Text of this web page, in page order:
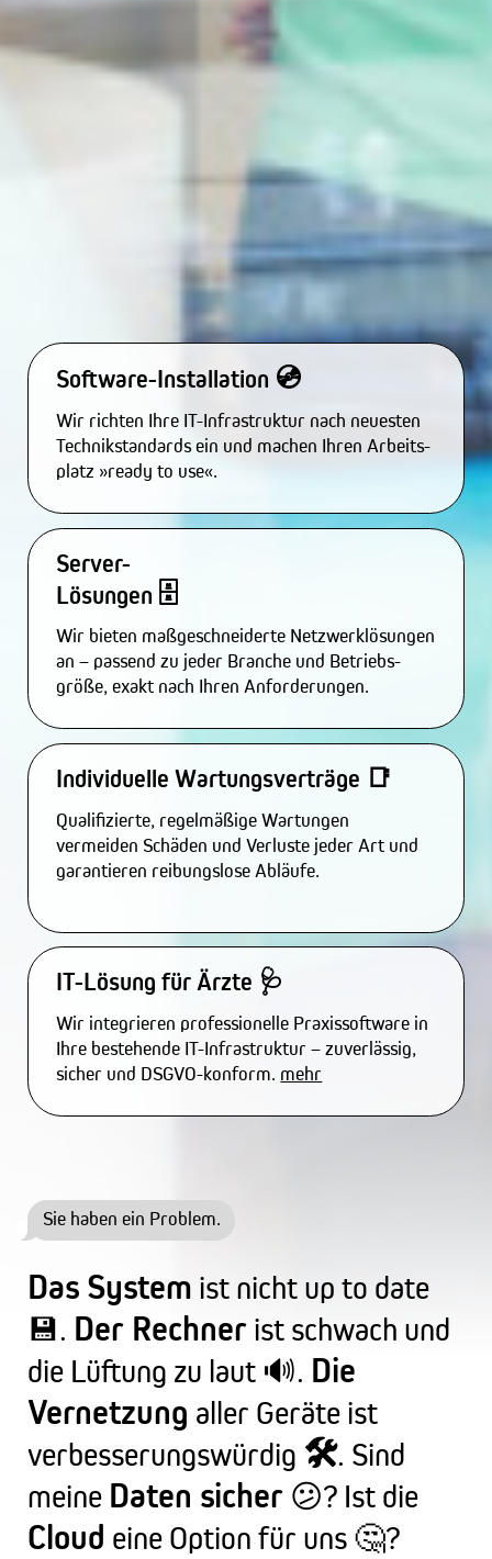
Software-Installation 💿
Wir richten Ihre IT-Infrastruktur nach neuesten
Technikstandards ein und machen Ihren Arbeits­
platz »ready to use«.
Server-
Lösungen 🗄️
Wir bieten maßgeschneiderte Netzwerklösungen
an – passend zu jeder Branche und Betriebs­
größe, exakt nach Ihren Anfor­de­rungen.
Individuelle Wartungs­verträge 📑
Qualifizierte, regelmäßige Wartungen
vermeiden Schäden und Verluste jeder Art und
garantieren reibungslose Abläufe.
IT-Lösung für Ärzte 🩺
Wir integrieren professionelle Praxissoftware in
Ihre bestehende IT-Infrastruktur – zuverlässig,
sicher und DSGVO-konform. mehr
Sie haben ein Problem.
Das System ist nicht up to date
💾. Der Rechner ist schwach und
die Lüftung zu laut 🔊. Die
Vernetzung aller Geräte ist
verbesserungs­würdig 🛠️. Sind
meine Daten sicher 😕? Ist die
Cloud eine Option für uns 🤔?